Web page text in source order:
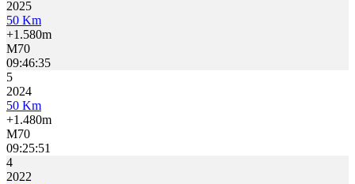
2025
50 Km
+1.580m
M70
09:46:35
5
2024
50 Km
+1.480m
M70
09:25:51
4
2022